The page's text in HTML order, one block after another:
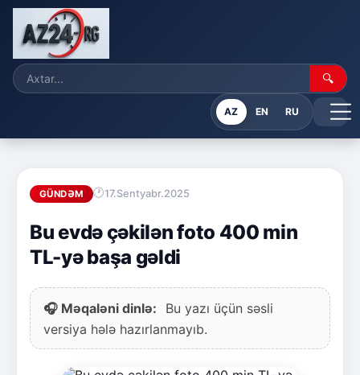
🔍
AZ EN RU
GÜNDƏM 17.Sentyabr.2025
Bu evdə çəkilən foto 400 min
TL-yə başa gəldi
🎧 Məqaləni dinlə:
Bu yazı üçün səsli
versiya hələ hazırlanmayıb.